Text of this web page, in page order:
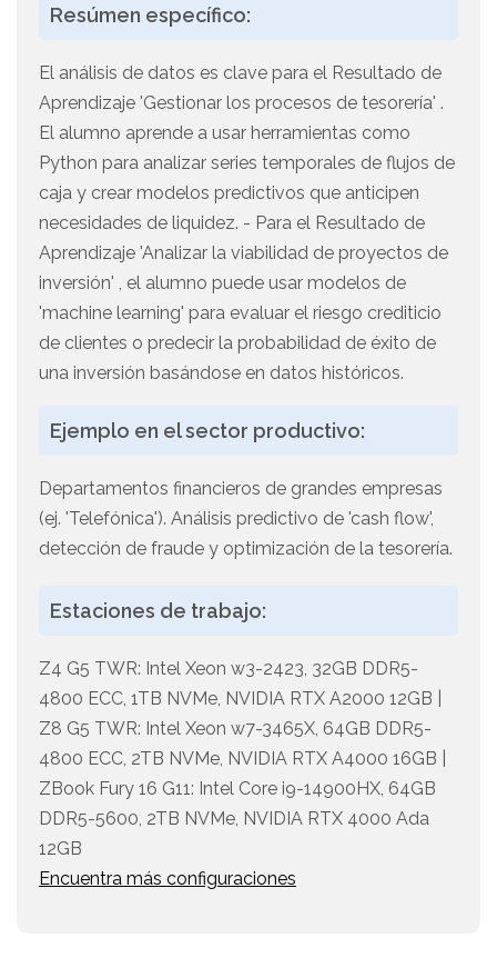
Resúmen específico:
El análisis de datos es clave para el Resultado de
Aprendizaje 'Gestionar los procesos de tesorería' .
El alumno aprende a usar herramientas como
Python para analizar series temporales de flujos de
caja y crear modelos predictivos que anticipen
necesidades de liquidez. - Para el Resultado de
Aprendizaje 'Analizar la viabilidad de proyectos de
inversión' , el alumno puede usar modelos de
'machine learning' para evaluar el riesgo crediticio
de clientes o predecir la probabilidad de éxito de
una inversión basándose en datos históricos.
Ejemplo en el sector productivo:
Departamentos financieros de grandes empresas
(ej. 'Telefónica'). Análisis predictivo de 'cash flow',
detección de fraude y optimización de la tesorería.
Estaciones de trabajo:
Z4 G5 TWR: Intel Xeon w3-2423, 32GB DDR5-
4800 ECC, 1TB NVMe, NVIDIA RTX A2000 12GB |
Z8 G5 TWR: Intel Xeon w7-3465X, 64GB DDR5-
4800 ECC, 2TB NVMe, NVIDIA RTX A4000 16GB |
ZBook Fury 16 G11: Intel Core i9-14900HX, 64GB
DDR5-5600, 2TB NVMe, NVIDIA RTX 4000 Ada
12GB
Encuentra más configuraciones